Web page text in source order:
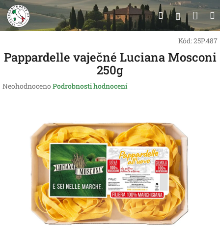
Přejít
na
obsah
Hledat
Kód:25P.487
Pappardelle vaječné Luciana Mosconi
250g
Průměrné
hvězdiček.
Neohodnoceno Podrobnosti hodnocení